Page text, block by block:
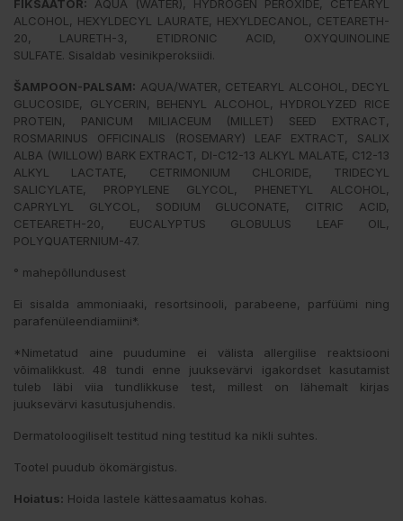
FIKSAATOR: AQUA (WATER), HYDROGEN PEROXIDE, CETEARYL
ALCOHOL, HEXYLDECYL LAURATE, HEXYLDECANOL, CETEARETH-
20, LAURETH-3, ETIDRONIC ACID, OXYQUINOLINE
SULFATE. Sisaldab vesinikperoksiidi.
ŠAMPOON-PALSAM: AQUA/WATER, CETEARYL ALCOHOL, DECYL
GLUCOSIDE, GLYCERIN, BEHENYL ALCOHOL, HYDROLYZED RICE
PROTEIN, PANICUM MILIACEUM (MILLET) SEED EXTRACT,
ROSMARINUS OFFICINALIS (ROSEMARY) LEAF EXTRACT, SALIX
ALBA (WILLOW) BARK EXTRACT, DI-C12-13 ALKYL MALATE, C12-13
ALKYL LACTATE, CETRIMONIUM CHLORIDE, TRIDECYL
SALICYLATE, PROPYLENE GLYCOL, PHENETYL ALCOHOL,
CAPRYLYL GLYCOL, SODIUM GLUCONATE, CITRIC ACID,
CETEARETH-20, EUCALYPTUS GLOBULUS LEAF OIL,
POLYQUATERNIUM-47.
° mahepõllundusest
Ei sisalda ammoniaaki, resortsinooli, parabeene, parfüümi ning
parafenüleendiamiini*.
*Nimetatud aine puudumine ei välista allergilise reaktsiooni
võimalikkust. 48 tundi enne juuksevärvi igakordset kasutamist
tuleb läbi viia tundlikkuse test, millest on lähemalt kirjas
juuksevärvi kasutusjuhendis.
Dermatoloogiliselt testitud ning testitud ka nikli suhtes.
Tootel puudub ökomärgistus.
Hoiatus: Hoida lastele kättesaamatus kohas.